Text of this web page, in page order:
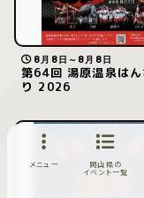
8月8日～8月8日
第64回 湯原温泉は
り 2026
メニュー
岡山県の
イベント一覧